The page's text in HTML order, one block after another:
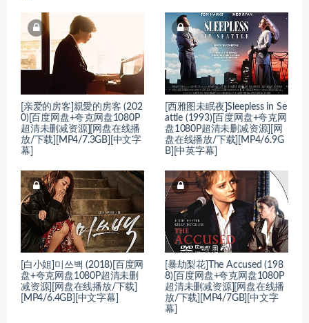
[亲爱的房客]親愛的房客 (202
0)[百度网盘+夸克网盘1080P
超清未删减资源][网盘在线播
放/下载][MP4/7.3GB][中文字
幕]
[西雅图未眠夜]Sleepless in Se
attle (1993)[百度网盘+夸克网
盘1080P超清未删减资源][网
盘在线播放/下载][MP4/6.9G
B][中英字幕]
[白小姐]미쓰백 (2018)[百度网
盘+夸克网盘1080P超清未删
减资源][网盘在线播放/下载]
[MP4/6.4GB][中文字幕]
[暴劫梨花]The Accused (198
8)[百度网盘+夸克网盘1080P
超清未删减资源][网盘在线播
放/下载][MP4/7GB][中文字
幕]